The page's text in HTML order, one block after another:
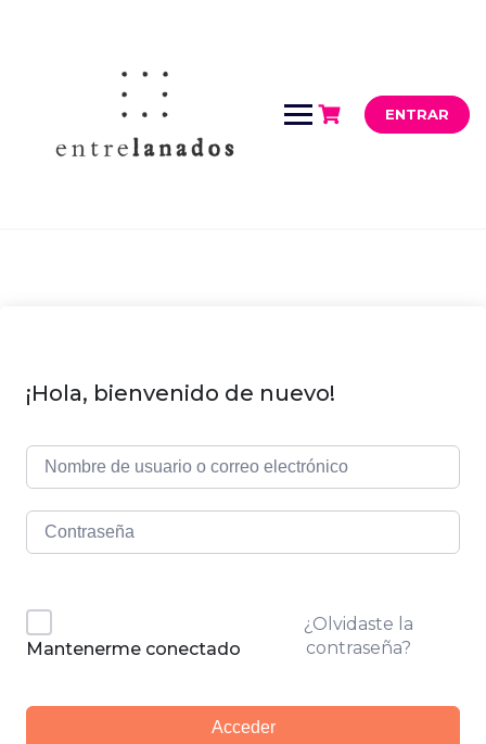
ENTRAR
¡Hola, bienvenido de nuevo!
Mantenerme conectado
¿Olvidaste la
contraseña?
Acceder